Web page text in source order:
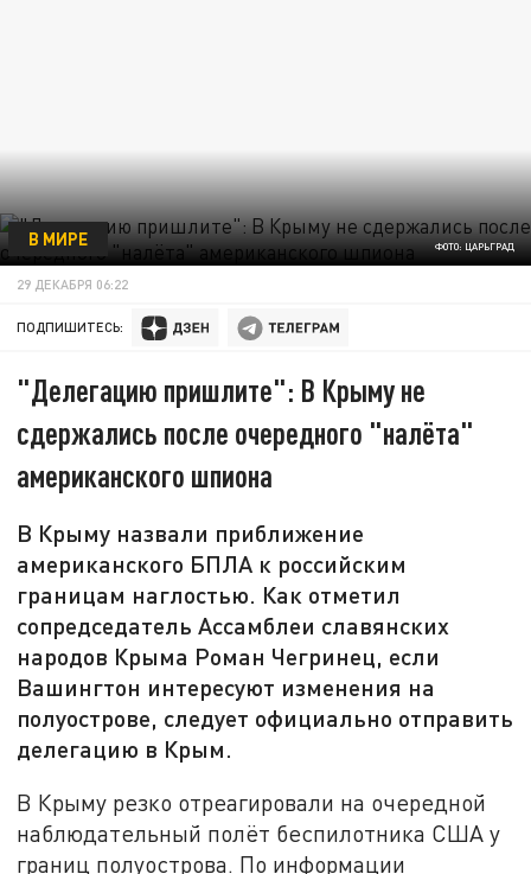
ФОТО: ЦАРЬГРАД
В МИРЕ
29 ДЕКАБРЯ 06:22
ПОДПИШИТЕСЬ:
"Делегацию пришлите": В Крыму не
сдержались после очередного "налёта"
американского шпиона
В Крыму назвали приближение
американского БПЛА к российским
границам наглостью. Как отметил
сопредседатель Ассамблеи славянских
народов Крыма Роман Чегринец, если
Вашингтон интересуют изменения на
полуострове, следует официально отправить
делегацию в Крым.
В Крыму резко отреагировали на очередной
наблюдательный полёт беспилотника США у
границ полуострова. По информации